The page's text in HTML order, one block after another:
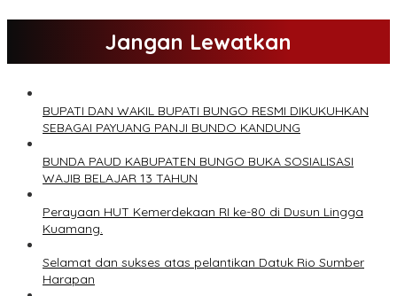
Jangan Lewatkan
BUPATI DAN WAKIL BUPATI BUNGO RESMI DIKUKUHKAN
SEBAGAI PAYUANG PANJI BUNDO KANDUNG
BUNDA PAUD KABUPATEN BUNGO BUKA SOSIALISASI
WAJIB BELAJAR 13 TAHUN
Perayaan HUT Kemerdekaan RI ke-80 di Dusun Lingga
Kuamang.
Selamat dan sukses atas pelantikan Datuk Rio Sumber
Harapan